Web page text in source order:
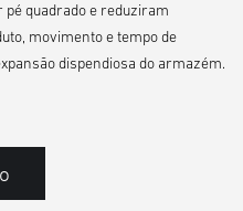
quadrado e reduziram
movimento e tempo de
dispendiosa do armazém.